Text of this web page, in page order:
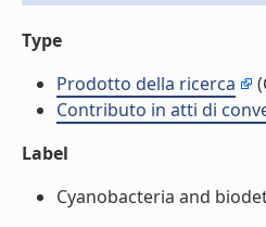
Type
Prodotto della ricerca
Contributo in atti di
Label
Cyanobacteria and